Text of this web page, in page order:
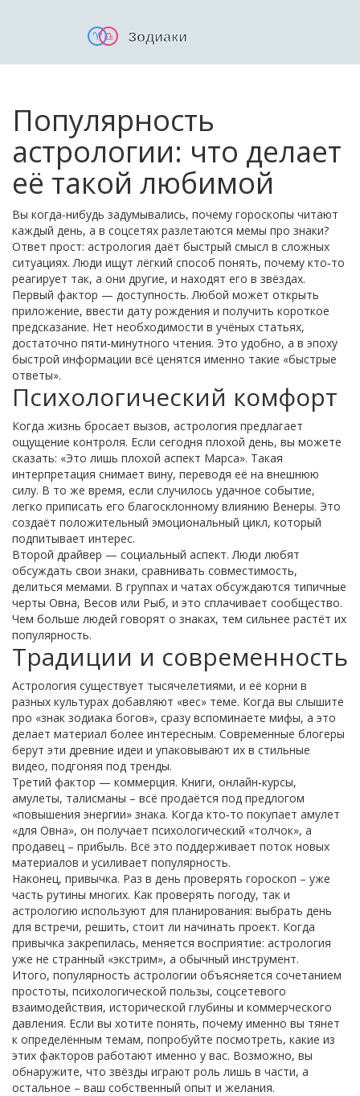
Популярность
астрологии: что делает
её такой любимой
Вы когда‑нибудь задумывались, почему гороскопы читают
каждый день, а в соцсетях разлетаются мемы про знаки?
Ответ прост: астрология даёт быстрый смысл в сложных
ситуациях. Люди ищут лёгкий способ понять, почему кто‑то
реагирует так, а они другие, и находят его в звёздах.
Первый фактор — доступность. Любой может открыть
приложение, ввести дату рождения и получить короткое
предсказание. Нет необходимости в учёных статьях,
достаточно пяти‑минутного чтения. Это удобно, а в эпоху
быстрой информации всё ценятся именно такие «быстрые
ответы».
Психологический комфорт
Когда жизнь бросает вызов, астрология предлагает
ощущение контроля. Если сегодня плохой день, вы можете
сказать: «Это лишь плохой аспект Марса». Такая
интерпретация снимает вину, переводя её на внешнюю
силу. В то же время, если случилось удачное событие,
легко приписать его благосклонному влиянию Венеры. Это
создаёт положительный эмоциональный цикл, который
подпитывает интерес.
Второй драйвер — социальный аспект. Люди любят
обсуждать свои знаки, сравнивать совместимость,
делиться мемами. В группах и чатах обсуждаются типичные
черты Овна, Весов или Рыб, и это сплачивает сообщество.
Чем больше людей говорят о знаках, тем сильнее растёт их
популярность.
Традиции и современность
Астрология существует тысячелетиями, и её корни в
разных культурах добавляют «вес» теме. Когда вы слышите
про «знак зодиака богов», сразу вспоминаете мифы, а это
делает материал более интересным. Современные блогеры
берут эти древние идеи и упаковывают их в стильные
видео, подгоняя под тренды.
Третий фактор — коммерция. Книги, онлайн‑курсы,
амулеты, талисманы – всё продаётся под предлогом
«повышения энергии» знака. Когда кто‑то покупает амулет
«для Овна», он получает психологический «толчок», а
продавец – прибыль. Всё это поддерживает поток новых
материалов и усиливает популярность.
Наконец, привычка. Раз в день проверять гороскоп – уже
часть рутины многих. Как проверять погоду, так и
астрологию используют для планирования: выбрать день
для встречи, решить, стоит ли начинать проект. Когда
привычка закрепилась, меняется восприятие: астрология
уже не странный «экстрим», а обычный инструмент.
Итого, популярность астрологии объясняется сочетанием
простоты, психологической пользы, соцсетевого
взаимодействия, исторической глубины и коммерческого
давления. Если вы хотите понять, почему именно вы тянет
к определённым темам, попробуйте посмотреть, какие из
этих факторов работают именно у вас. Возможно, вы
обнаружите, что звёзды играют роль лишь в части, а
остальное – ваш собственный опыт и желания.